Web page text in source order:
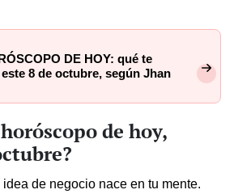
DE HOY: qué te
8 de octubre, según Jhan
de hoy,
de negocio nace en tu mente.